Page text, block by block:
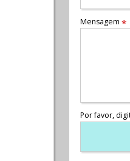
Mensagem *
Por favor,